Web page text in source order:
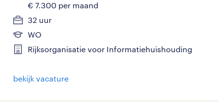
€ 7.300 per maand
32 uur
WO
Rijksorganisatie voor Informatiehuishouding
bekijk vacature